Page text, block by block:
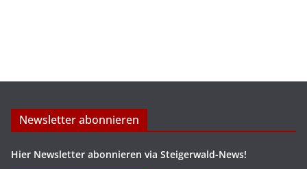
Newsletter abonnieren
Hier Newsletter abonnieren via Steigerwald-News!